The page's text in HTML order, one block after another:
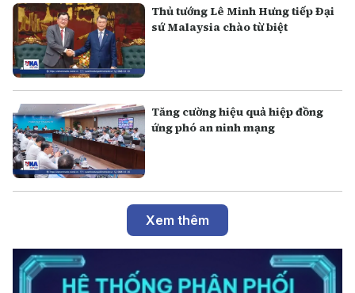
Thủ tướng Lê Minh Hưng tiếp Đại
sứ Malaysia chào từ biệt
Tăng cường hiệu quả hiệp đồng
ứng phó an ninh mạng
Xem thêm